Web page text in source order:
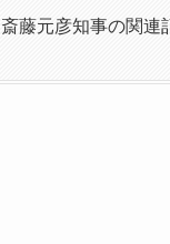
斎藤元彦知事の関連